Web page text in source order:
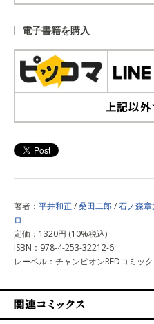
電子書籍を購入
著者： 平井和正/桑田二郎/石ノ森章
ロ
定価：1320円 (10%税込)
ISBN：978-4-253-32212-6
レーベル：チャンピオンREDコミッ